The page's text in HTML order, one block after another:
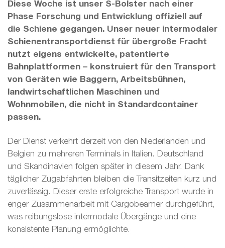
Diese Woche ist unser S-Bolster nach einer
Phase Forschung und Entwicklung offiziell auf
die Schiene gegangen. Unser neuer intermodaler
Schienentransportdienst für übergroße Fracht
nutzt eigens entwickelte, patentierte
Bahnplattformen – konstruiert für den Transport
von Geräten wie Baggern, Arbeitsbühnen,
landwirtschaftlichen Maschinen und
Wohnmobilen, die nicht in Standardcontainer
passen.
Der Dienst verkehrt derzeit von den Niederlanden und
Belgien zu mehreren Terminals in Italien. Deutschland
und Skandinavien folgen später in diesem Jahr. Dank
täglicher Zugabfahrten bleiben die Transitzeiten kurz und
zuverlässig. Dieser erste erfolgreiche Transport wurde in
enger Zusammenarbeit mit Cargobeamer durchgeführt,
was reibungslose intermodale Übergänge und eine
konsistente Planung ermöglichte.